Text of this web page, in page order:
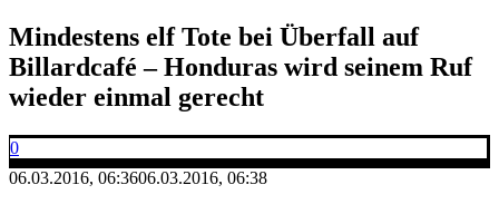
Mindestens elf Tote bei Überfall auf
Billardcafé – Honduras wird seinem Ruf
wieder einmal gerecht
0
06.03.2016, 06:3606.03.2016, 06:38